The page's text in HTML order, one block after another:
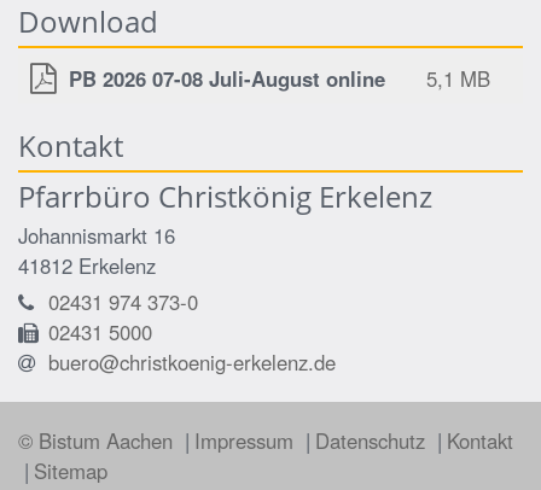
Download
PB 2026 07-08 Juli-August online 5,1 MB
Kontakt
Pfarrbüro Christkönig Erkelenz
Johannismarkt 16
41812 Erkelenz
02431 974 373-0
02431 5000
buero@christkoenig-erkelenz.de
© Bistum Aachen Impressum Datenschutz
Kontakt
Sitemap